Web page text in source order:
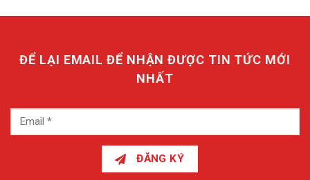
ĐỂ LẠI EMAIL ĐỂ NHẬN ĐƯỢC TIN TỨC MỚI
NHẤT
ĐĂNG KÝ